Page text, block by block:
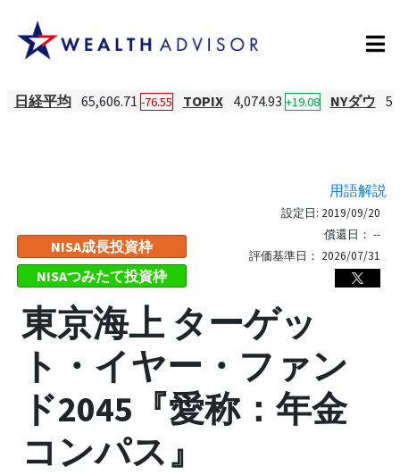
日経平均 65,606.71 -76.55 TOPIX 4,074.93 +19.08 NYダウ
用語解説
NISA成長投資枠
NISAつみたて投資枠
設定日: 2019/09/20
償還日： --
評価基準日： 2026/07/31
東京海上 ターゲッ
ト・イヤー・ファン
ド2045『愛称：年金
コンパス』